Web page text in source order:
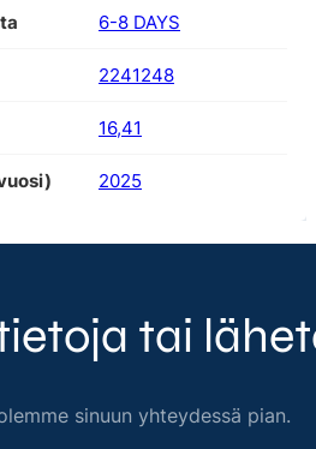
6-8 DAYS
2241248
16,41
2025
tai
sinuun yhteydessä pian.